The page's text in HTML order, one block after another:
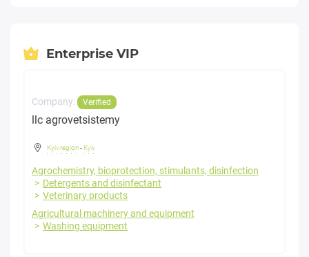
Enterprise VIP
Company: Verified
llc agrovetsistemy
Kyiv region- Kyiv
Agrochemistry, bioprotection, stimulants, disinfection
Detergents and disinfectant
Veterinary products
Agricultural machinery and equipment
Washing equipment